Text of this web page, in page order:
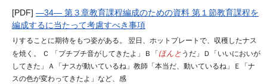
[PDF] ―34― 第３章教育課程編成のための資料 第１節教育課程を
編成するに当たって考慮すべき事項
りすることに期待をもつ姿がある。 翌日、ホットプレートで、収穫したナス
を焼く。 Ｃ 「プチプチ音がしてきたよ」Ｂ「 ほんと うだ」Ｄ「いいにおいが
してきた」Ａ「ナスが動いているね」教師「本当だ、動いているね」Ｅ「ナ
スの色が変わってきたよ」など、感